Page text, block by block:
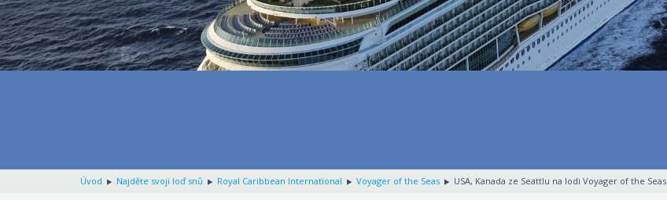
Úvod Najděte svoji loď snů Royal Caribbean International Voyager of the Seas USA, Kanada ze Seattlu na lodi Voyager of the Seas